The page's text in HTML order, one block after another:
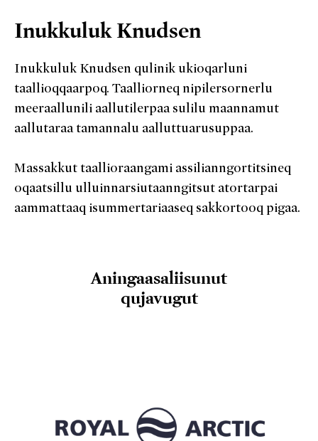
Inukkuluk Knudsen
Inukkuluk Knudsen qulinik ukioqarluni
taallioqqaarpoq. Taalliorneq nipilersornerlu
meeraallunili aallutilerpaa sulilu maannamut
aallutaraa tamannalu aalluttuarusuppaa.
Massakkut taallioraangami assilianngortitsineq
oqaatsillu ulluinnarsiutaanngitsut atortarpai
aammattaaq isummertariaaseq sakkortooq pigaa.
Aningaasaliisunut
qujavugut